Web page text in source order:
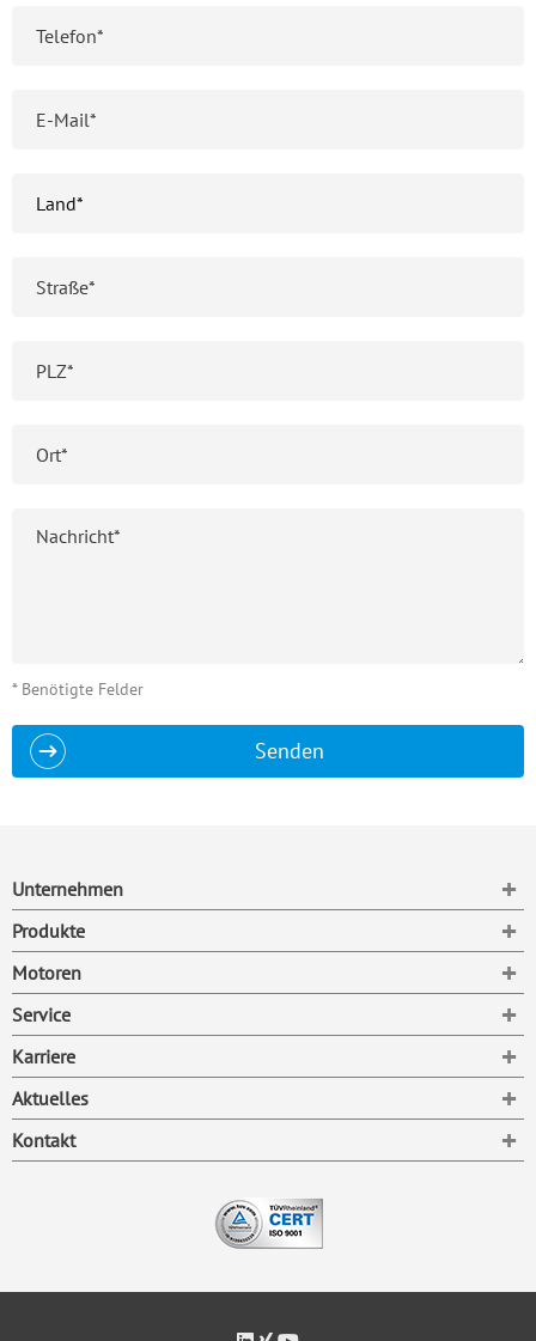
* Benötigte Felder
Senden
Unternehmen
Produkte
Motoren
Service
Karriere
Aktuelles
Kontakt